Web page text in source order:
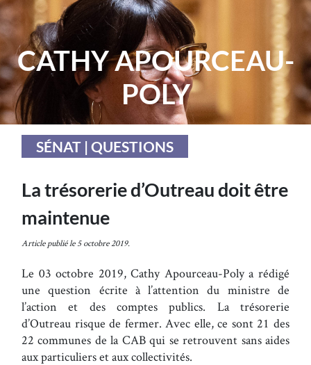
CATHY APOURCEAU-
POLY
SÉNAT | QUESTIONS
La trésorerie d’Outreau doit être
maintenue
Article publié le 5 octobre 2019.
Le 03 octobre 2019, Cathy Apourceau-Poly a rédigé
une question écrite à l’attention du ministre de
l’action et des comptes publics. La trésorerie
d’Outreau risque de fermer. Avec elle, ce sont 21 des
22 communes de la CAB qui se retrouvent sans aides
aux particuliers et aux collectivités.